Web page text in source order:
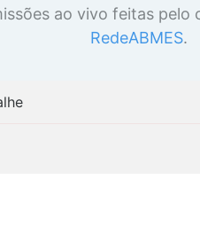
ao vivo feitas pelo
RedeABMES.